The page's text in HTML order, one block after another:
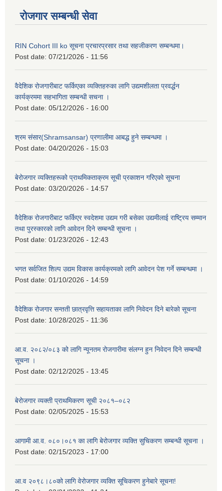
रोजगार सम्बन्धी सेवा
RIN Cohort III ko सूचना प्रचारप्रसार तथा सहजीकरण सम्बन्धमा।
Post date: 07/21/2026 - 11:56
वैदेशिक रोजगारीबाट फर्किएका व्यक्तिहरुका लागि उद्यमशीलता प्रवर्द्धन
कार्यक्रममा सहभागिता सम्बन्धी सचना ।
Post date: 05/12/2026 - 16:00
श्रम संसार(Shramsansar) प्रणालीमा आबद्ध हुने सम्बन्धमा ।
Post date: 04/20/2026 - 15:03
बेरोजगार व्यक्तिहरूको प्राथमिकताक्रम सूची प्रकाशन गरिएको सूचना
Post date: 03/20/2026 - 14:57
वैदेशिक रोजगारीबाट फर्किएर स्वदेशमा उद्यम गरी बसेका उद्यमीलाई राष्ट्रिय सम्मान
तथा पुरस्कारको लागि आवेदन दिने सम्बन्धी सूचना ।
Post date: 01/23/2026 - 12:43
भगत सर्वजित शिल्प उद्यम विकास कार्यक्रमको लागि आवेदन पेश गर्ने सम्बन्धमा ।
Post date: 01/10/2026 - 14:59
वैदेशिक रोजगार सन्तती छात्रवृत्ति सहायताका लागि निवेदन दिने बारेको सूचना
Post date: 10/28/2025 - 11:36
आ.व. २०८२/०८३ को लागि न्यूनतम रोजगारीमा संलग्न हुन निवेदन दिने सम्बन्धी
सूचना ।
Post date: 02/12/2025 - 13:45
बेरोजगार व्यक्ती प्राथमिकरण सूची २०८१–०८२
Post date: 02/05/2025 - 15:53
आगामी आ.व. ०८०।०८१ का लागि बेरोजगार व्यक्ति सुचिकरण सम्बन्धी सूचना ।
Post date: 02/15/2023 - 17:00
आ.व २०९८।८०को लागि वेरोजगार व्यक्ति सूचिकरण हुनेबारे सूचना!